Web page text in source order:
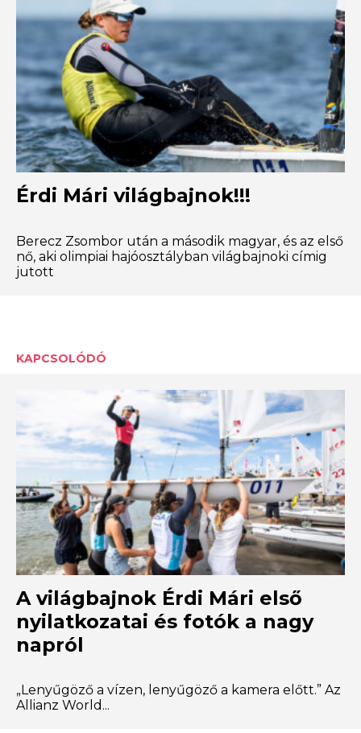
Érdi Mári világbajnok!!!
Berecz Zsombor után a második magyar, és az első
nő, aki olimpiai hajóosztályban világbajnoki címig
jutott
KAPCSOLÓDÓ
A világbajnok Érdi Mári első
nyilatkozatai és fotók a nagy
napról
„Lenyűgöző a vízen, lenyűgöző a kamera előtt.” Az
Allianz World...